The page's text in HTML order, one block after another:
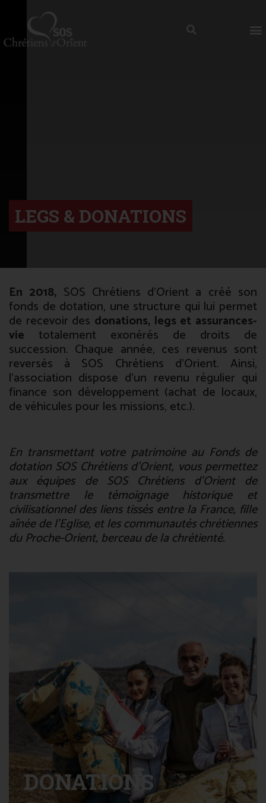
LEGS & DONATIONS
En 2018, SOS Chrétiens d’Orient a créé son
fonds de dotation, une structure qui lui permet
de recevoir des donations, legs et assurances-
vie totalement exonérés de droits de
succession. Chaque année, ces revenus sont
reversés à SOS Chrétiens d’Orient. Ainsi,
l’association dispose d’un revenu régulier qui
finance son développement (achat de locaux,
de véhicules pour les missions, etc.).
En transmettant votre patrimoine au Fonds de
dotation SOS Chrétiens d’Orient, vous permettez
aux équipes de SOS Chrétiens d’Orient de
transmettre le témoignage historique et
civilisationnel des liens tissés entre la France, fille
aînée de l’Eglise, et les communautés chrétiennes
du Proche-Orient, berceau de la chrétienté.
DONATIONS